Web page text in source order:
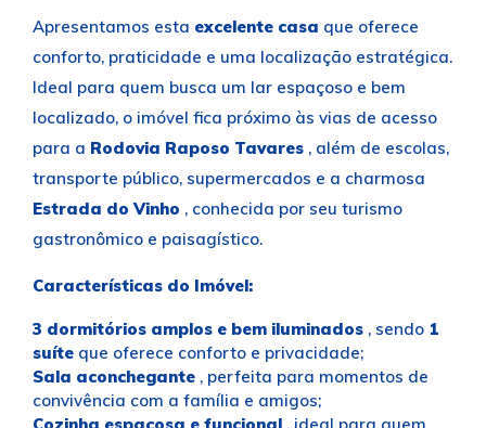
Apresentamos esta excelente casa que oferece
conforto, praticidade e uma localização estratégica.
Ideal para quem busca um lar espaçoso e bem
localizado, o imóvel fica próximo às vias de acesso
para a Rodovia Raposo Tavares , além de escolas,
transporte público, supermercados e a charmosa
Estrada do Vinho , conhecida por seu turismo
gastronômico e paisagístico.
Características do Imóvel:
3 dormitórios amplos e bem iluminados , sendo 1
suíte que oferece conforto e privacidade;
Sala aconchegante , perfeita para momentos de
convivência com a família e amigos;